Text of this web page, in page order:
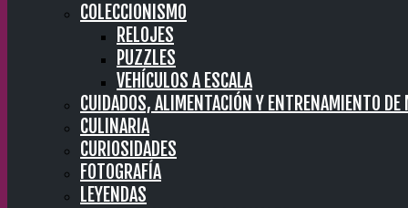
COLECCIONISMO
RELOJES
PUZZLES
VEHÍCULOS A ESCALA
CUIDADOS, ALIMENTACIÓN Y ENTRENAMIENTO DE
CULINARIA
CURIOSIDADES
FOTOGRAFÍA
LEYENDAS